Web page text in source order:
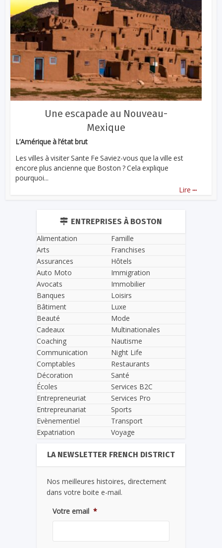
Une escapade au Nouveau-
Mexique
L’Amérique à l’état brut
Les villes à visiter Sante Fe Saviez-vous que la ville est
encore plus ancienne que Boston ? Cela explique
pourquoi...
Lire ...
ENTREPRISES À BOSTON
Alimentation
Arts
Assurances
Auto Moto
Avocats
Banques
Bâtiment
Beauté
Cadeaux
Coaching
Communication
Comptables
Décoration
Écoles
Entrepreneuriat
Entrepreunariat
Evènementiel
Expatriation
Famille
Franchises
Hôtels
Immigration
Immobilier
Loisirs
Luxe
Mode
Multinationales
Nautisme
Night Life
Restaurants
Santé
Services B2C
Services Pro
Sports
Transport
Voyage
LA NEWSLETTER FRENCH DISTRICT
Nos meilleures histoires, directement
dans votre boite e-mail.
Votre email *